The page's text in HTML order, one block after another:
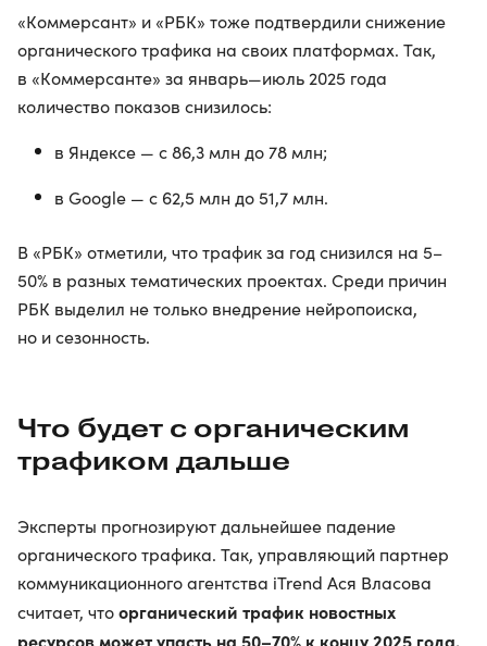
«Коммерсант» и «РБК» тоже подтвердили снижение
органического трафика на своих платформах. Так,
в «Коммерсанте» за январь—июль 2025 года
количество показов снизилось:
в Яндексе — с 86,3 млн до 78 млн;
в Google — с 62,5 млн до 51,7 млн.
В «РБК» отметили, что трафик за год снизился на 5–
50% в разных тематических проектах. Среди причин
РБК выделил не только внедрение нейропоиска,
но и сезонность.
Что будет с органическим
трафиком дальше
Эксперты прогнозируют дальнейшее падение
органического трафика. Так, управляющий партнер
коммуникационного агентства iTrend Ася Власова
считает, чтоорганический трафик новостных
ресурсов может упасть на 50–70% к концу 2025 года.